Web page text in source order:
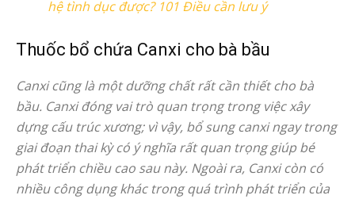
hệ tình dục được? 101 Điều cần lưu ý
Thuốc bổ chứa Canxi cho bà bầu
Canxi cũng là một dưỡng chất rất cần thiết cho bà
bầu. Canxi đóng vai trò quan trọng trong việc xây
dựng cấu trúc xương; vì vậy, bổ sung canxi ngay trong
giai đoạn thai kỳ có ý nghĩa rất quan trọng giúp bé
phát triển chiều cao sau này. Ngoài ra, Canxi còn có
nhiều công dụng khác trong quá trình phát triển của